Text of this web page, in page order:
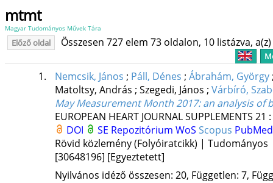
mtmt
Magyar Tudományos Művek Tára
Előző oldal Összesen 727 elem 73 oldalon, 10 listázva,
1. Nemcsik, János ; Páll, Dénes ; Ábrahám, György
Matoltsy, András ; Szegedi, János ; Várbíró,
May Measurement Month 2017: an analysis
EUROPEAN HEART JOURNAL SUPPLEMENTS 21 :
DOI
SE Repozitórium WoS Scopus
Rövid közlemény (Folyóiratcikk) | Tudományos
[30648196] [Egyeztetett]
Nyilvános idéző összesen: 20, Független: 7,